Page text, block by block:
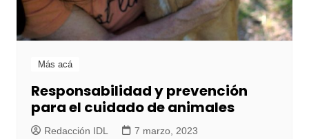
Más acá
Responsabilidad y prevención
para el cuidado de animales
Redacción IDL 7 marzo, 2023